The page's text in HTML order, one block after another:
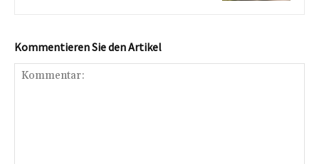
Kommentieren Sie den Artikel